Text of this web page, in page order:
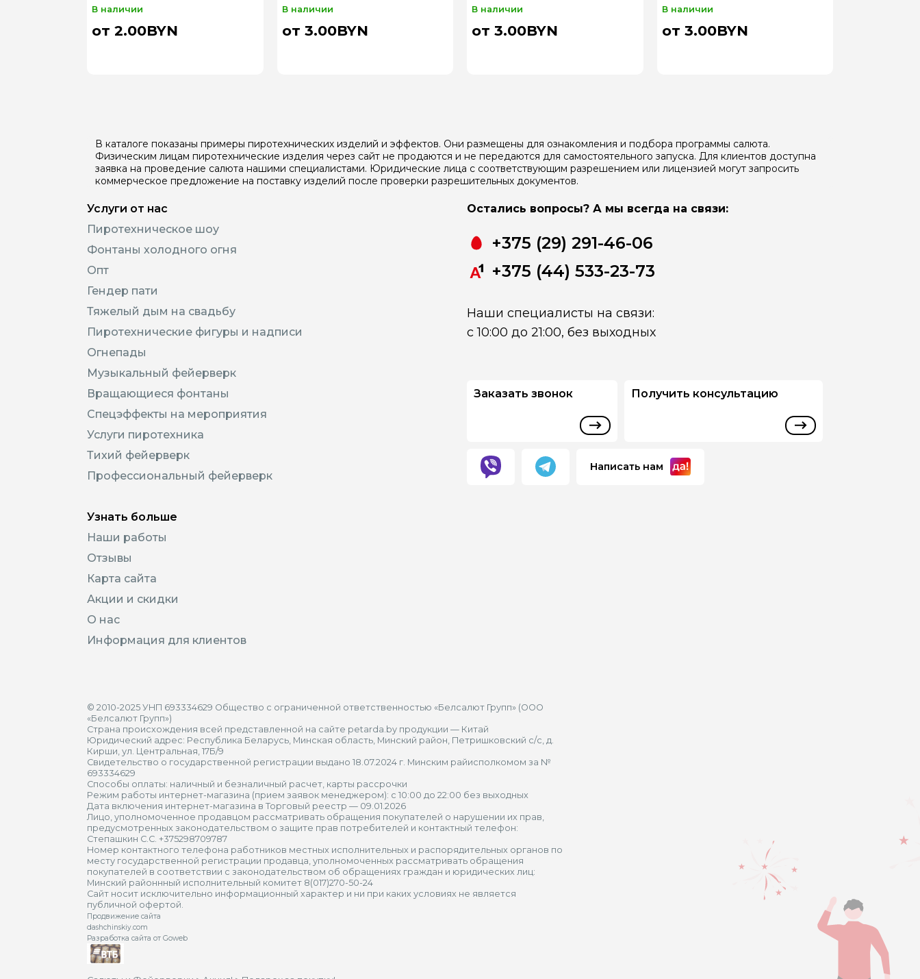
В наличии
от 2.00BYN
В наличии
от 3.00BYN
В наличии
от 3.00BYN
В наличии
от 3.00BYN
В каталоге показаны примеры пиротехнических изделий и эффектов. Они размещены для ознакомления и подбора программы салюта.
Физическим лицам пиротехнические изделия через сайт не продаются и не передаются для самостоятельного запуска. Для клиентов доступна
заявка на проведение салюта нашими специалистами. Юридические лица с соответствующим разрешением или лицензией могут запросить
коммерческое предложение на поставку изделий после проверки разрешительных документов.
Услуги от нас
Пиротехническое шоу
Фонтаны холодного огня
Опт
Гендер пати
Тяжелый дым на свадьбу
Пиротехнические фигуры и надписи
Огнепады
Музыкальный фейерверк
Вращающиеся фонтаны
Спецэффекты на мероприятия
Услуги пиротехника
Тихий фейерверк
Профессиональный фейерверк
Узнать больше
Наши работы
Отзывы
Карта сайта
Акции и скидки
О нас
Информация для клиентов
Остались вопросы? А мы всегда на связи:
+375 (29) 291-46-06
+375 (44) 533-23-73
Наши специалисты на связи:
с 10:00 до 21:00, без выходных
Заказать звонок Получить консультацию
Написать нам
© 2010-2025 УНП 693334629 Общество с ограниченной ответственностью «Белсалют Групп» (ООО
«Белсалют Групп»)
Страна происхождения всей представленной на сайте petarda.by продукции — Китай
Юридический адрес: Республика Беларусь, Минская область, Минский район, Петришковский с/с, д.
Кирши, ул. Центральная, 17Б/9
Свидетельство о государственной регистрации выдано 18.07.2024 г. Минским райисполкомом за №
693334629
Способы оплаты: наличный и безналичный расчет, карты рассрочки
Режим работы интернет-магазина (прием заявок менеджером): с 10:00 до 22:00 без выходных
Дата включения интернет-магазина в Торговый реестр — 09.01.2026
Лицо, уполномоченное продавцом рассматривать обращения покупателей о нарушении их прав,
предусмотренных законодательством о защите прав потребителей и контактный телефон:
Степашкин С.С. +375298709787
Номер контактного телефона работников местных исполнительных и распорядительных органов по
месту государственной регистрации продавца, уполномоченных рассматривать обращения
покупателей в соответствии с законодательством об обращениях граждан и юридических лиц:
Минский районнный исполнительный комитет 8(017)270-50-24
Сайт носит исключительно информационный характер и ни при каких условиях не является
публичной офертой.
Продвижение сайта
dashchinskiy.com
Разработка сайта от Goweb